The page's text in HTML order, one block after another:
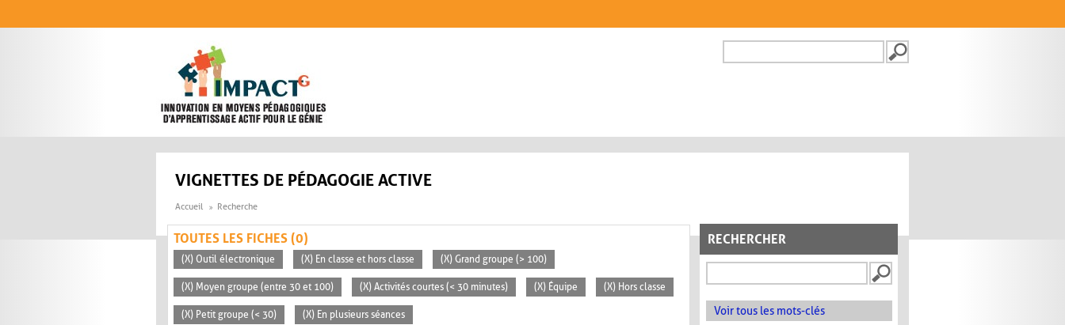
FORMULAIRE DE
VIGNETTES DE PÉDAGOGIE ACTIVE
Accueil Recherche
RECHERCHER
Voir tous les mots-clés
TOUTES LES FICHES (0)
(X) Outil électronique (X) En classe et hors classe (X) Grand groupe (> 100)
(X) Moyen groupe (entre 30 et 100) (X) Activités courtes (< 30 minutes) (X) Équipe (X) Hors classe
(X) Petit groupe (< 30) (X) En plusieurs séances